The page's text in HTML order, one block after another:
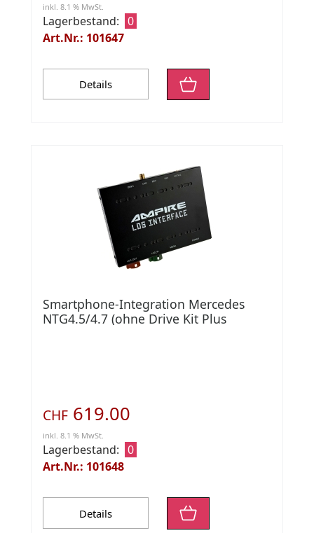
inkl. 8.1 % MwSt.
Lagerbestand: 0
Art.Nr.: 101647
Details
Smartphone-Integration Mercedes
NTG4.5/4.7 (ohne Drive Kit Plus
CHF 619.00
inkl. 8.1 % MwSt.
Lagerbestand: 0
Art.Nr.: 101648
Details